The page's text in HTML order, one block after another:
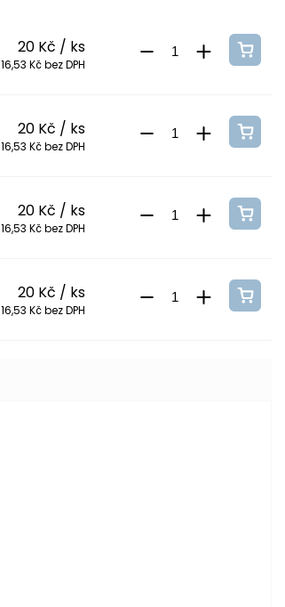
20 Kč / ks
16,53 Kč bez DPH
20 Kč / ks
16,53 Kč bez DPH
20 Kč / ks
16,53 Kč bez DPH
20 Kč / ks
16,53 Kč bez DPH